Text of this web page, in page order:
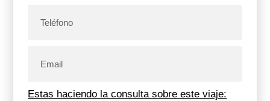
Estas haciendo la consulta sobre este viaje: